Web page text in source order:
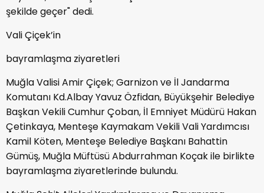
şekilde geçer" dedi.
Vali Çiçek’in
bayramlaşma ziyaretleri
Muğla Valisi Amir Çiçek; Garnizon ve İl Jandarma
Komutanı Kd.Albay Yavuz Özfidan, Büyükşehir Belediye
Başkan Vekili Cumhur Çoban, İl Emniyet Müdürü Hakan
Çetinkaya, Menteşe Kaymakam Vekili Vali Yardımcısı
Kamil Köten, Menteşe Belediye Başkanı Bahattin
Gümüş, Muğla Müftüsü Abdurrahman Koçak ile birlikte
bayramlaşma ziyaretlerinde bulundu.